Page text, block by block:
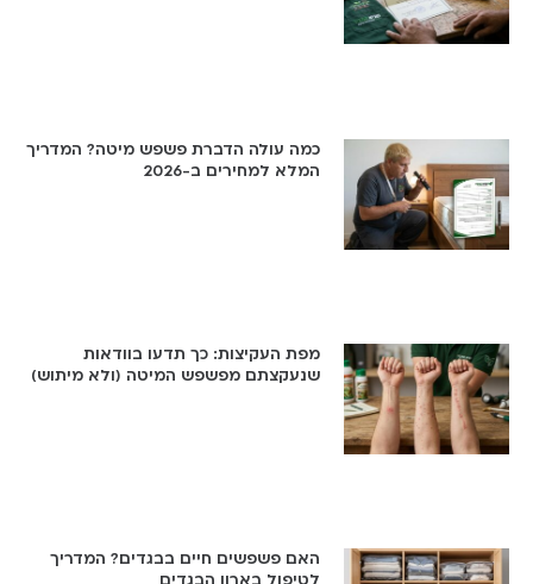
כמה עולה הדברת פשפש מיטה? המדריך
המלא למחירים ב-2026
מפת העקיצות: כך תדעו בוודאות
שנעקצתם מפשפש המיטה (ולא מיתוש)
האם פשפשים חיים בבגדים? המדריך